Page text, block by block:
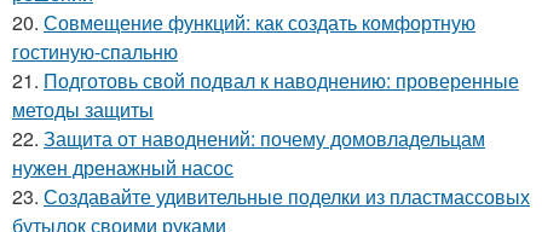
20. Совмещение функций: как создать комфортную
гостиную-спальню
21. Подготовь свой подвал к наводнению: проверенные
методы защиты
22. Защита от наводнений: почему домовладельцам
нужен дренажный насос
23. Создавайте удивительные поделки из пластмассовых
бутылок своими руками